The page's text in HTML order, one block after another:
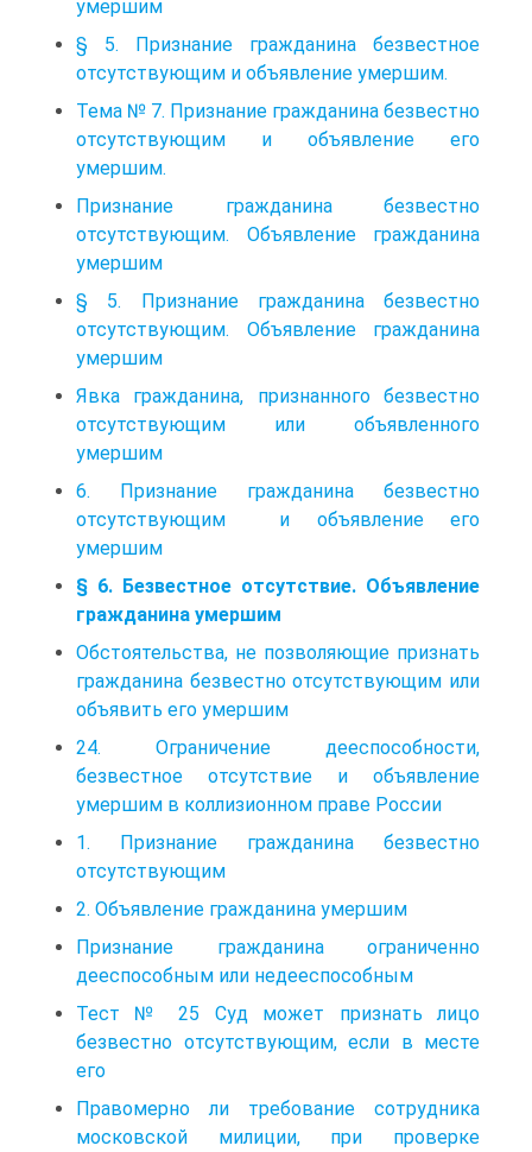
умершим
§ 5. Признание гражданина безвестное
отсутствующим и объявление умершим.
Тема № 7. Признание гражданина безвестно
отсутствующим и объявление его
умершим.
Признание гражданина безвестно
отсутствующим. Объявление гражданина
умершим
§ 5. Признание гражданина безвестно
отсутствующим. Объявление гражданина
умершим
Явка гражданина, признанного безвестно
отсутствующим или объявленного
умершим
6. Признание гражданина безвестно
отсутствующим и объявление его
умершим
§ 6. Безвестное отсутствие. Объявление
гражданина умершим
Обстоятельства, не позволяющие признать
гражданина безвестно отсутствующим или
объявить его умершим
24. Ограничение дееспособности,
безвестное отсутствие и объявление
умершим в коллизионном праве России
1. Признание гражданина безвестно
отсутствующим
2. Объявление гражданина умершим
Признание гражданина ограниченно
дееспособным или недееспособным
Тест № 25 Суд может признать лицо
безвестно отсутствующим, если в месте
его
Правомерно ли требование сотрудника
московской милиции, при проверке